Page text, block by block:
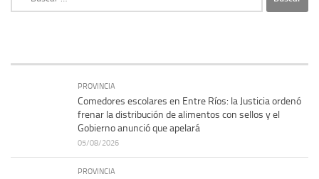
PROVINCIA
Comedores escolares en Entre Ríos: la Justicia ordenó
frenar la distribución de alimentos con sellos y el
Gobierno anunció que apelará
05/08/2026
PROVINCIA